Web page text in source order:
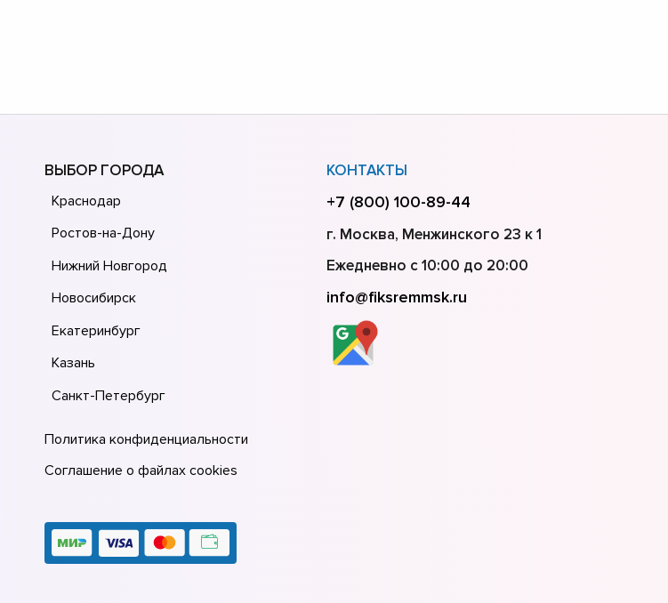
ВЫБОР ГОРОДА
Краснодар
Ростов-на-Дону
Нижний Новгород
Новосибирск
Екатеринбург
Казань
Санкт-Петербург
Политика конфиденциальности
Соглашение о файлах cookies
КОНТАКТЫ
+7 (800) 100-89-44
г. Москва, Менжинского 23 к 1
Ежедневно с 10:00 до 20:00
info@fiksremmsk.ru